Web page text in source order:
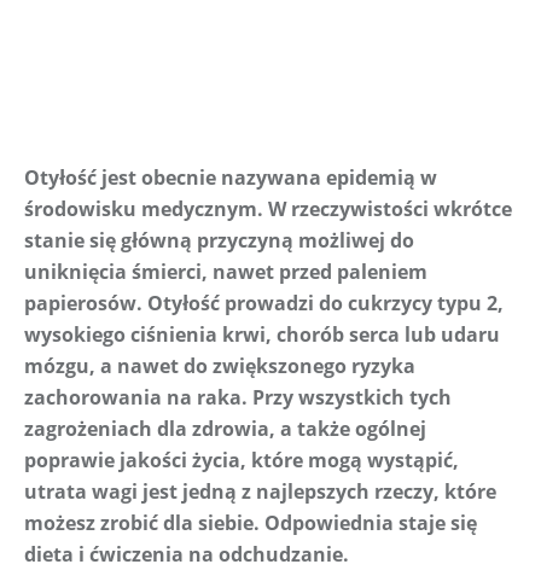
Otyłość jest obecnie nazywana epidemią w
środowisku medycznym. W rzeczywistości wkrótce
stanie się główną przyczyną możliwej do
uniknięcia śmierci, nawet przed paleniem
papierosów. Otyłość prowadzi do cukrzycy typu 2,
wysokiego ciśnienia krwi, chorób serca lub udaru
mózgu, a nawet do zwiększonego ryzyka
zachorowania na raka. Przy wszystkich tych
zagrożeniach dla zdrowia, a także ogólnej
poprawie jakości życia, które mogą wystąpić,
utrata wagi jest jedną z najlepszych rzeczy, które
możesz zrobić dla siebie. Odpowiednia staje się
dieta i ćwiczenia na odchudzanie.